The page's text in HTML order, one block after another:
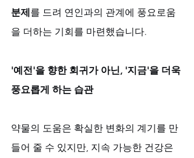
분제를 드려 연인과의 관계에 풍요로움
을 더하는 기회를 마련했습니다.
'예전'을 향한 회귀가 아닌, '지금'을 더욱
풍요롭게 하는 습관
약물의 도움은 확실한 변화의 계기를 만
들어 줄 수 있지만, 지속 가능한 건강은